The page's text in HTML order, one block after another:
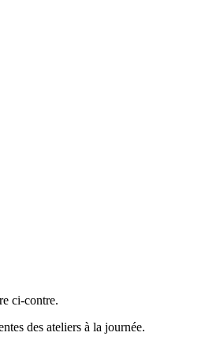
ci-contre.
des ateliers à la journée.